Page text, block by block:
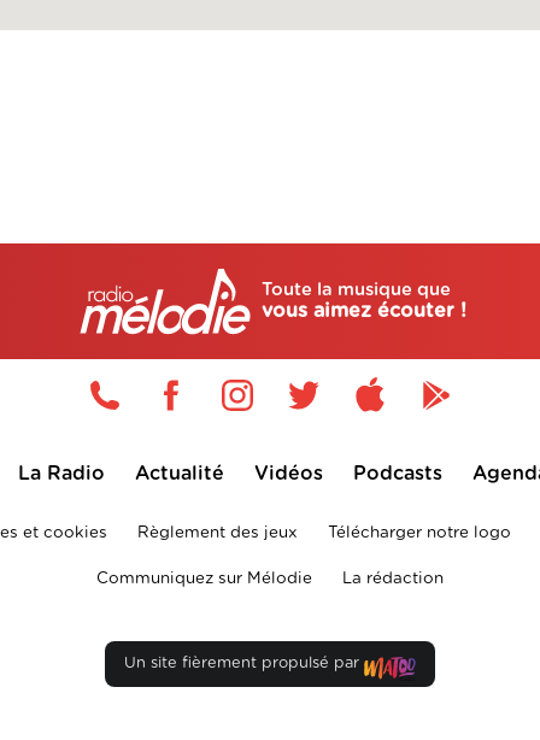
Toute la musique que
vous aimez écouter !
La Radio Actualité Vidéos Podcasts
et cookies Règlement des jeux Télécharger notre logo
Communiquez sur Mélodie La rédaction
Un site fièrement propulsé par